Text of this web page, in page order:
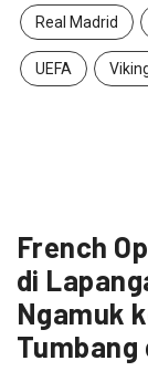
Real Madrid
UEFA
French
di
Ngamuk
Tumbang